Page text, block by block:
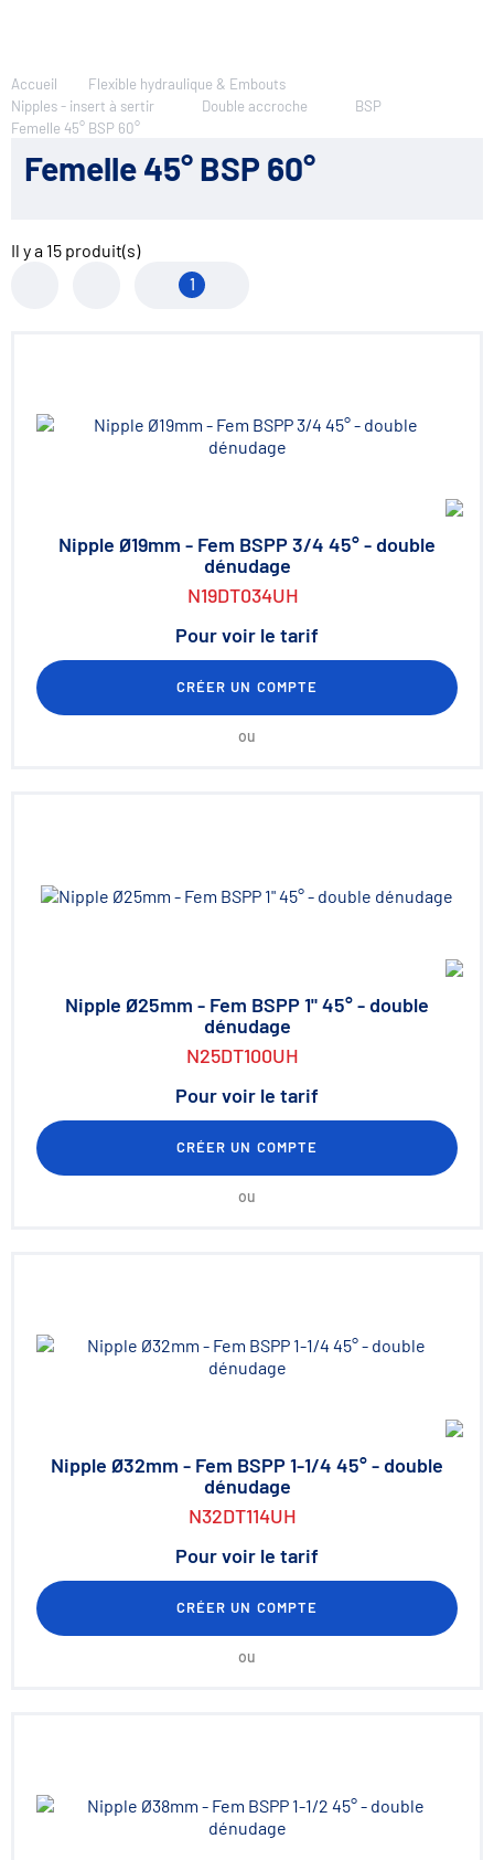
Accueil
Flexible hydraulique & Embouts
Nipples - insert à sertir
Double accroche
BSP
Femelle 45° BSP 60°
Femelle 45° BSP 60°
Il y a 15 produit(s)
1
Nipple Ø19mm - Fem BSPP 3/4 45° - double
dénudage
N19DT034UH
Pour voir le tarif
CRÉER UN COMPTE
ou
Nipple Ø25mm - Fem BSPP 1" 45° - double
dénudage
N25DT100UH
Pour voir le tarif
CRÉER UN COMPTE
ou
Nipple Ø32mm - Fem BSPP 1-1/4 45° - double
dénudage
N32DT114UH
Pour voir le tarif
CRÉER UN COMPTE
ou